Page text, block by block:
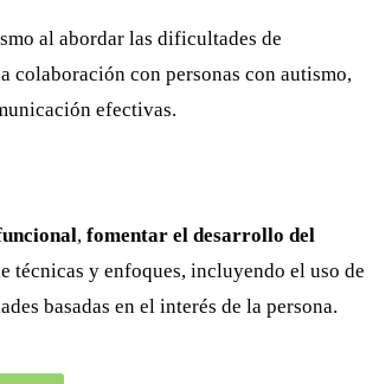
al abordar las dificultades de
colaboración con personas con autismo,
efectivas.
, fomentar el desarrollo del
técnicas y enfoques, incluyendo el uso de
basadas en el interés de la persona.